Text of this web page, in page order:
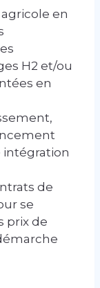
en
H2 et/ou
en
de
se
prix de